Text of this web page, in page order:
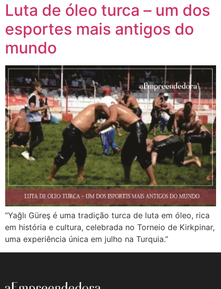
Luta de óleo turca – um dos
esportes mais antigos do
mundo
“Yağlı Güreş é uma tradição turca de luta em óleo, rica
em história e cultura, celebrada no Torneio de Kirkpinar,
uma experiência única em julho na Turquia.”